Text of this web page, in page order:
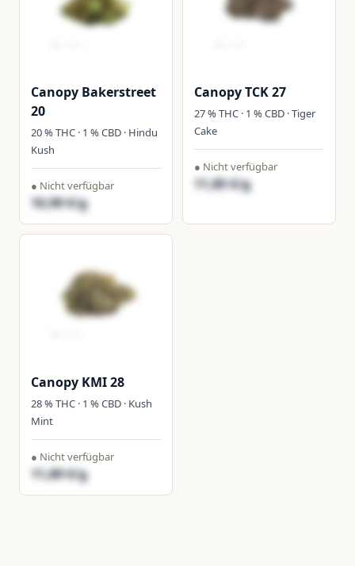
Canopy Bakerstreet
20
20 % THC · 1 % CBD · Hindu
Kush
● Nicht verfügbar
10,99 €/g
Canopy TCK 27
27 % THC · 1 % CBD · Tiger
Cake
● Nicht verfügbar
11,85 €/g
Canopy KMI 28
28 % THC · 1 % CBD · Kush
Mint
● Nicht verfügbar
11,89 €/g